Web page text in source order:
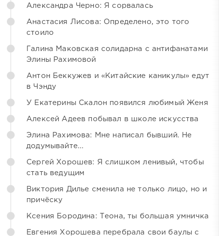
Александра Черно: Я сорвалась
Анастасия Лисова: Определено, это того
стоило
Галина Маковская солидарна с антифанатами
Элины Рахимовой
Антон Беккужев и «Китайские каникулы» едут
в Чэнду
У Екатерины Скалон появился любимый Женя
Алексей Адеев побывал в школе искусства
Элина Рахимова: Мне написал бывший. Не
додумывайте...
Сергей Хорошев: Я слишком ленивый, чтобы
стать ведущим
Виктория Дилье сменила не только лицо, но и
причёску
Ксения Бородина: Теона, ты большая умничка
Евгения Хорошева перебрала свои баулы с